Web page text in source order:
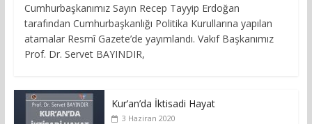
Cumhurbaşkanımız Sayın Recep Tayyip Erdoğan
tarafından Cumhurbaşkanlığı Politika Kurullarına yapılan
atamalar Resmî Gazete’de yayımlandı. Vakıf Başkanımız
Prof. Dr. Servet BAYINDIR,
Kur’an’da İktisadi Hayat
3 Haziran 2020